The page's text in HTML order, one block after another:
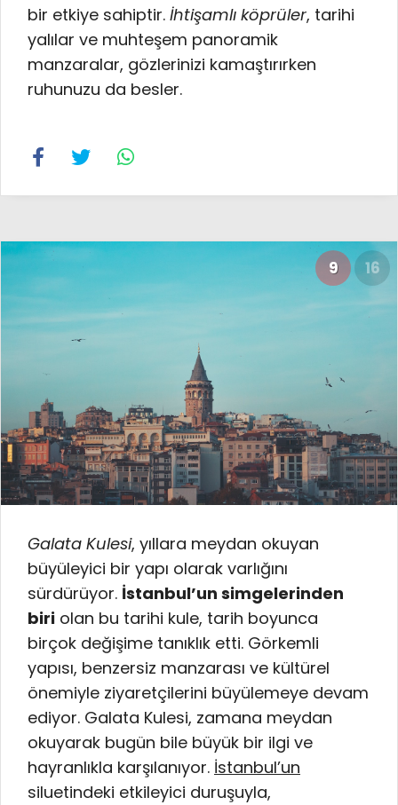
bir etkiye sahiptir. İhtişamlı köprüler, tarihi
yalılar ve muhteşem panoramik
manzaralar, gözlerinizi kamaştırırken
ruhunuzu da besler.
9 16
Galata Kulesi, yıllara meydan okuyan
büyüleyici bir yapı olarak varlığını
sürdürüyor. İstanbul’un simgelerinden
biri olan bu tarihi kule, tarih boyunca
birçok değişime tanıklık etti. Görkemli
yapısı, benzersiz manzarası ve kültürel
önemiyle ziyaretçilerini büyülemeye devam
ediyor. Galata Kulesi, zamana meydan
okuyarak bugün bile büyük bir ilgi ve
hayranlıkla karşılanıyor. İstanbul’un
siluetindeki etkileyici duruşuyla,